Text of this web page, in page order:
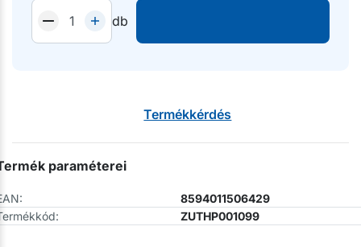
db
Termékkérdés
paraméterei
8594011506429
ZUTHP001099